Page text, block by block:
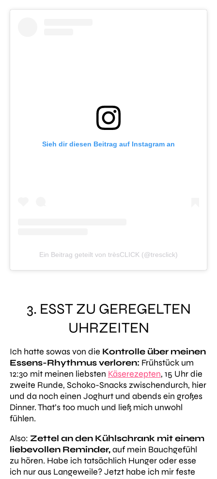
Sieh dir diesen Beitrag auf Instagram an
Ein Beitrag geteilt von trèsCLICK (@tresclick)
3. ESST ZU GEREGELTEN
UHRZEITEN
Ich hatte sowas von die Kontrolle über meinen
Essens-Rhythmus verloren: Frühstück um
12:30 mit meinen liebsten Käserezepten, 15 Uhr die
zweite Runde, Schoko-Snacks zwischendurch, hier
und da noch einen Joghurt und abends ein großes
Dinner.That’s too much und ließ mich unwohl
fühlen.
Also: Zettel an den Kühlschrank mit einem
liebevollen Reminder,auf mein Bauchgefühl
zu hören. Habe ich tatsächlich Hunger oder esse
ich nur aus Langeweile? Jetzt habe ich mir feste